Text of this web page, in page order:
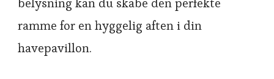
ramme for en hyggelig aften i din
havepavillon.